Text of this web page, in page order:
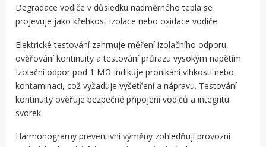
Degradace vodiče v důsledku nadměrného tepla se
projevuje jako křehkost izolace nebo oxidace vodiče.
Elektrické testování zahrnuje měření izolačního odporu,
ověřování kontinuity a testování průrazu vysokým napětím.
Izolační odpor pod 1 MΩ indikuje pronikání vlhkosti nebo
kontaminaci, což vyžaduje vyšetření a nápravu. Testování
kontinuity ověřuje bezpečné připojení vodičů a integritu
svorek.
Harmonogramy preventivní výměny zohledňují provozní